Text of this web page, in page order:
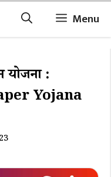
Menu
योजना :
Yojana